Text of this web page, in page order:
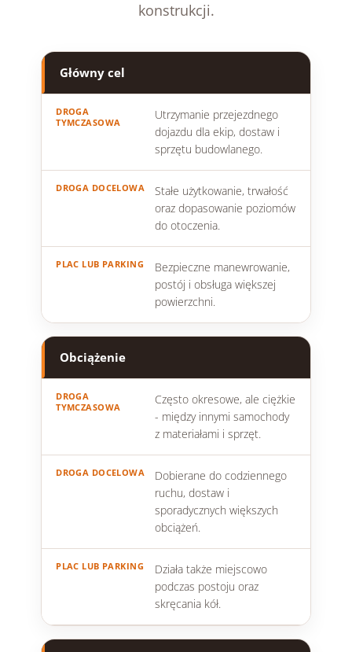
konstrukcji.
Główny cel
Utrzymanie przejezdnego
dojazdu dla ekip, dostaw i
sprzętu budowlanego.
Stałe użytkowanie, trwałość
oraz dopasowanie poziomów
do otoczenia.
Bezpieczne manewrowanie,
postój i obsługa większej
powierzchni.
Obciążenie
Często okresowe, ale ciężkie
- między innymi samochody
z materiałami i sprzęt.
Dobierane do codziennego
ruchu, dostaw i
sporadycznych większych
obciążeń.
Działa także miejscowo
podczas postoju oraz
skręcania kół.